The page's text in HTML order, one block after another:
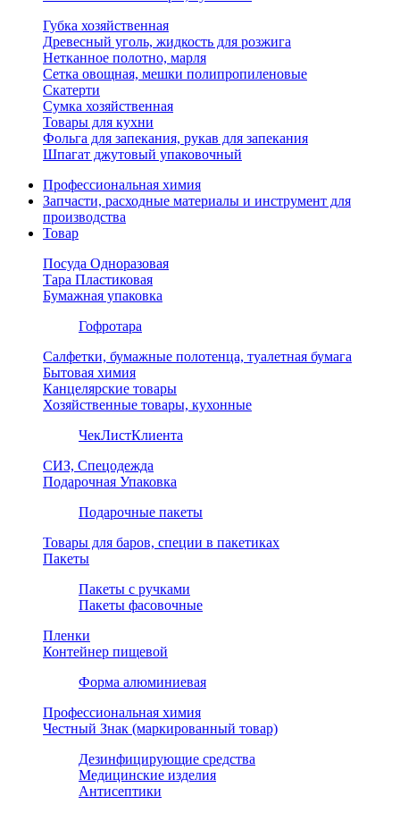
Губка хозяйственная
Древесный уголь, жидкость для розжига
Нетканное полотно, марля
Сетка овощная, мешки полипропиленовые
Скатерти
Сумка хозяйственная
Товары для кухни
Фольга для запекания, рукав для запекания
Шпагат джутовый упаковочный
Профессиональная химия
Запчасти, расходные материалы и инструмент для
производства
Товар
Посуда Одноразовая
Тара Пластиковая
Бумажная упаковка
Гофротара
Салфетки, бумажные полотенца, туалетная бумага
Бытовая химия
Канцелярские товары
Хозяйственные товары, кухонные
ЧекЛистКлиента
СИЗ, Спецодежда
Подарочная Упаковка
Подарочные пакеты
Товары для баров, специи в пакетиках
Пакеты
Пакеты с ручками
Пакеты фасовочные
Пленки
Контейнер пищевой
Форма алюминиевая
Профессиональная химия
Честный Знак (маркированный товар)
Дезинфицирующие средства
Медицинские изделия
Антисептики